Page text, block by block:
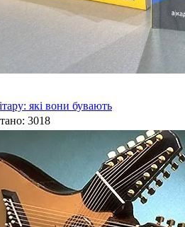
які вони бувають
3018